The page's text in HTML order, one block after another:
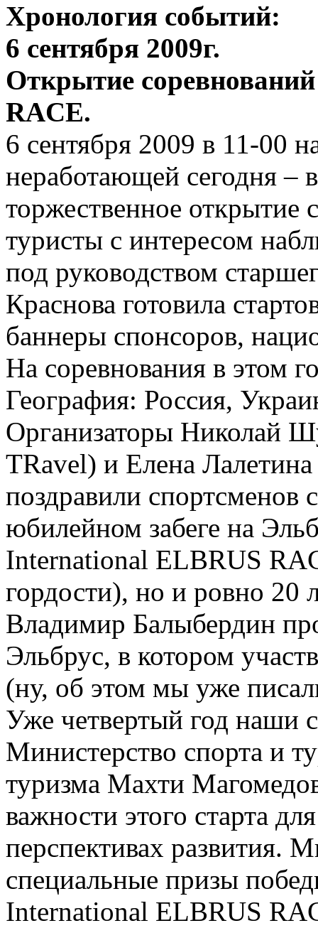
Хронология событий:
6 сентября 2009г.
Открытие
RACE.
6 сентября 2009 в 11-00
неработающей сегодня –
торжественное
туристы с интересом
под руководством
Краснова готовила
баннеры спонсоров,
На соревнования в этом
География: Россия,
Организаторы Николай
TRavel) и Елена
поздравили спортсменов
юбилейном забеге на
International ELBRUS
гордости), но и ровно 20
Владимир Балыбердин
Эльбрус, в котором
(ну, об этом мы уже
Уже четвертый год наши
Министерство спорта и
туризма Махти
важности этого старта
перспективах развития.
специальные призы
International ELBRUS